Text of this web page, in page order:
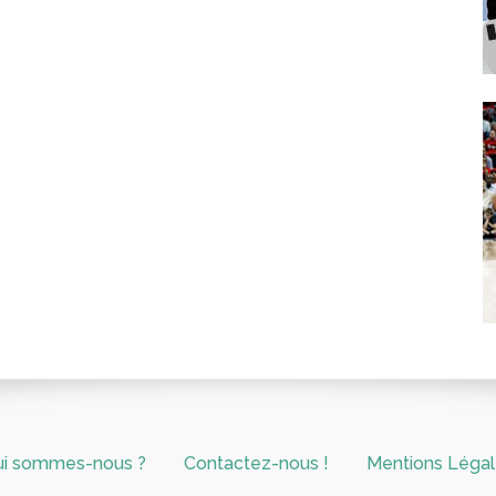
sommes-nous ? Contactez-nous ! Mentions